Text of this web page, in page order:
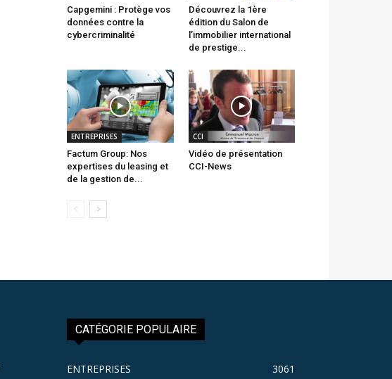
Capgemini : Protège vos
données contre la
cybercriminalité
Découvrez la 1ère
édition du Salon de
l’immobilier international
de prestige...
ENTREPRISES
Factum Group: Nos
expertises du leasing et
de la gestion de...
CCI
Vidéo de présentation
CCI-News
CATÉGORIE POPULAIRE
ENTREPRISES 3061